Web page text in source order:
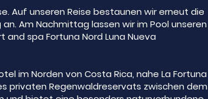
Auf unseren Reise bestaunen wir erneut die
Am Nachmittag lassen wir im Pool unseren
spa Fortuna Nord Luna Nueva
im Norden von Costa Rica, nahe La Fortuna
privaten Regenwaldreservats zwischen dem